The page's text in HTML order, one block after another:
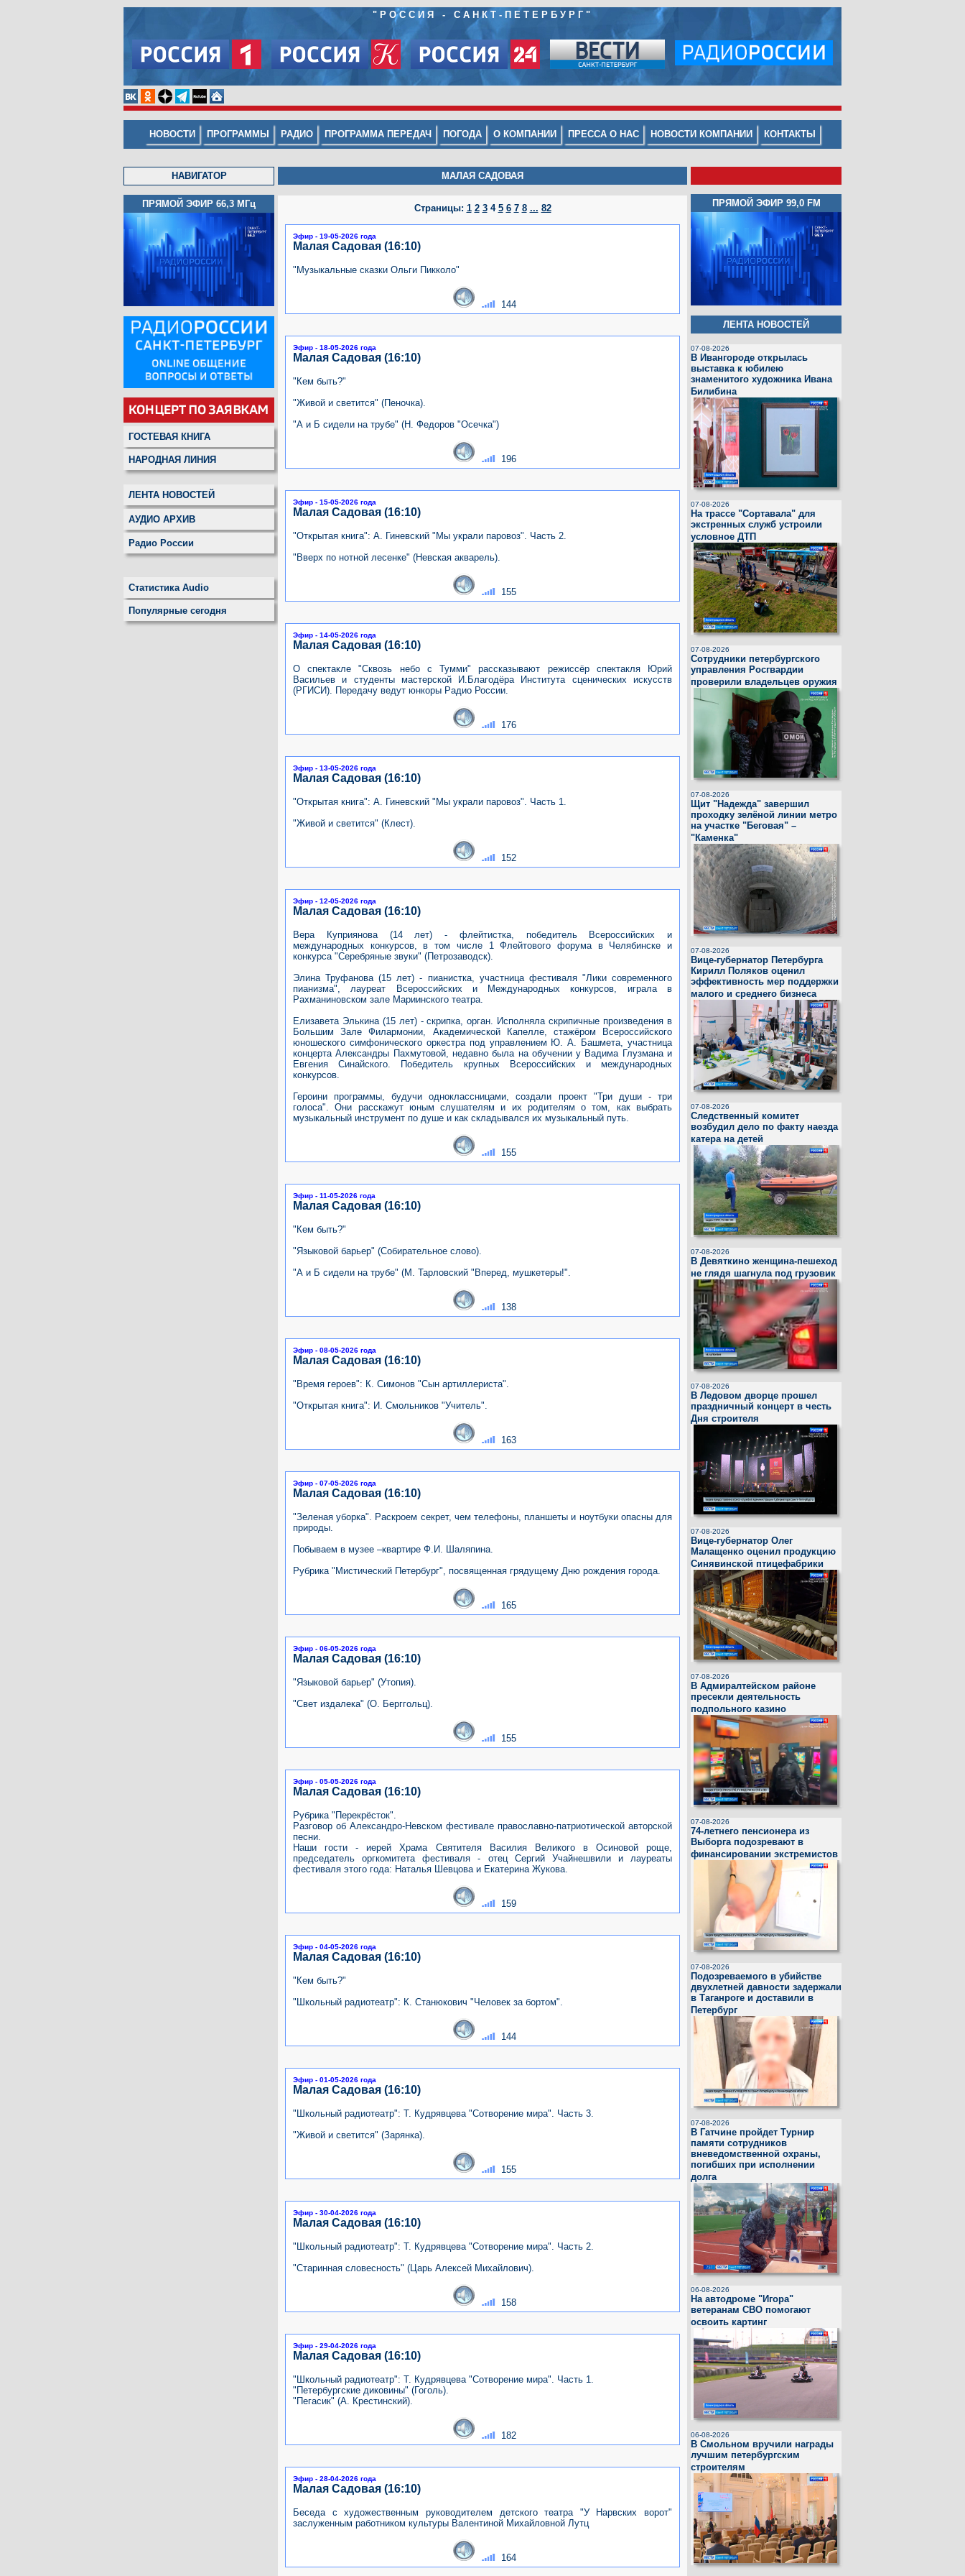
"РОССИЯ - САНКТ-ПЕТЕРБУРГ"
НОВОСТИ ПРОГРАММЫ РАДИО ПРОГРАММА ПЕРЕДАЧ ПОГОДА О КОМПАНИИ ПРЕССА О НАС НОВОСТИ КОМПАНИИ КОНТАКТЫ
НАВИГАТОР
ПРЯМОЙ ЭФИР 66,3 МГц
ГОСТЕВАЯ КНИГА
НАРОДНАЯ ЛИНИЯ
ЛЕНТА НОВОСТЕЙ
АУДИО АРХИВ
Радио России
Статистика Audio
Популярные сегодня
МАЛАЯ САДОВАЯ
Страницы: 1 2 34 5 6 7 8 ... 82
Эфир - 19-05-2026 года
Малая Садовая (16:10)
"Музыкальные сказки Ольги Пикколо"
144
Эфир - 18-05-2026 года
Малая Садовая (16:10)
"Кем быть?"
"Живой и светится" (Пеночка).
"А и Б сидели на трубе" (Н. Федоров "Осечка")
196
Эфир - 15-05-2026 года
Малая Садовая (16:10)
"Открытая книга": А. Гиневский "Мы украли паровоз". Часть 2.
"Вверх по нотной лесенке" (Невская акварель).
155
Эфир - 14-05-2026 года
Малая Садовая (16:10)
О спектакле "Сквозь небо с Тумми" рассказывают режиссёр спектакля Юрий
Васильев и студенты мастерской И.Благодёра Института сценических искусств
(РГИСИ). Передачу ведут юнкоры Радио России.
176
Эфир - 13-05-2026 года
Малая Садовая (16:10)
"Открытая книга": А. Гиневский "Мы украли паровоз". Часть 1.
"Живой и светится" (Клест).
152
Эфир - 12-05-2026 года
Малая Садовая (16:10)
Вера Куприянова (14 лет) - флейтистка, победитель Всероссийских и
международных конкурсов, в том числе 1 Флейтового форума в Челябинске и
конкурса "Серебряные звуки" (Петрозаводск).
Элина Труфанова (15 лет) - пианистка, участница фестиваля "Лики современного
пианизма", лауреат Всероссийских и Международных конкурсов, играла в
Рахманиновском зале Мариинского театра.
Елизавета Элькина (15 лет) - скрипка, орган. Исполняла скрипичные произведения в
Большим Зале Филармонии, Академической Капелле, стажёром Всероссийского
юношеского симфонического оркестра под управлением Ю. А. Башмета, участница
концерта Александры Пахмутовой, недавно была на обучении у Вадима Глузмана и
Евгения Синайского. Победитель крупных Всероссийских и международных
конкурсов.
Героини программы, будучи одноклассницами, создали проект "Три души - три
голоса". Они расскажут юным слушателям и их родителям о том, как выбрать
музыкальный инструмент по душе и как складывался их музыкальный путь.
155
Эфир - 11-05-2026 года
Малая Садовая (16:10)
"Кем быть?"
"Языковой барьер" (Собирательное слово).
"А и Б сидели на трубе" (М. Тарловский "Вперед, мушкетеры!".
138
Эфир - 08-05-2026 года
Малая Садовая (16:10)
"Время героев": К. Симонов "Сын артиллериста".
"Открытая книга": И. Смольников "Учитель".
163
Эфир - 07-05-2026 года
Малая Садовая (16:10)
"Зеленая уборка". Раскроем секрет, чем телефоны, планшеты и ноутбуки опасны для
природы.
Побываем в музее –квартире Ф.И. Шаляпина.
Рубрика "Мистический Петербург", посвященная грядущему Дню рождения города.
165
Эфир - 06-05-2026 года
Малая Садовая (16:10)
"Языковой барьер" (Утопия).
"Свет издалека" (О. Берггольц).
155
Эфир - 05-05-2026 года
Малая Садовая (16:10)
Рубрика "Перекрёсток".
Разговор об Александро-Невском фестивале православно-патриотической авторской
песни.
Наши гости - иерей Храма Святителя Василия Великого в Осиновой роще,
председатель оргкомитета фестиваля - отец Сергий Учайнешвили и лауреаты
фестиваля этого года: Наталья Шевцова и Екатерина Жукова.
159
Эфир - 04-05-2026 года
Малая Садовая (16:10)
"Кем быть?"
"Школьный радиотеатр": К. Станюкович "Человек за бортом".
144
Эфир - 01-05-2026 года
Малая Садовая (16:10)
"Школьный радиотеатр": Т. Кудрявцева "Сотворение мира". Часть 3.
"Живой и светится" (Зарянка).
155
Эфир - 30-04-2026 года
Малая Садовая (16:10)
"Школьный радиотеатр": Т. Кудрявцева "Сотворение мира". Часть 2.
"Старинная словесность" (Царь Алексей Михайлович).
158
Эфир - 29-04-2026 года
Малая Садовая (16:10)
"Школьный радиотеатр": Т. Кудрявцева "Сотворение мира". Часть 1.
"Петербургские диковины" (Гоголь).
"Пегасик" (А. Крестинский).
182
Эфир - 28-04-2026 года
Малая Садовая (16:10)
Беседа с художественным руководителем детского театра "У Нарвских ворот"
заслуженным работником культуры Валентиной Михайловной Лутц
164
ПРЯМОЙ ЭФИР 99,0 FM
ЛЕНТА НОВОСТЕЙ
07-08-2026
В Ивангороде открылась
выставка к юбилею
знаменитого художника Ивана
Билибина
07-08-2026
На трассе "Сортавала" для
экстренных служб устроили
условное ДТП
07-08-2026
Сотрудники петербургского
управления Росгвардии
проверили владельцев оружия
07-08-2026
Щит "Надежда" завершил
проходку зелёной линии метро
на участке "Беговая" –
"Каменка"
07-08-2026
Вице-губернатор Петербурга
Кирилл Поляков оценил
эффективность мер поддержки
малого и среднего бизнеса
07-08-2026
Следственный комитет
возбудил дело по факту наезда
катера на детей
07-08-2026
В Девяткино женщина-пешеход
не глядя шагнула под грузовик
07-08-2026
В Ледовом дворце прошел
праздничный концерт в честь
Дня строителя
07-08-2026
Вице-губернатор Олег
Малащенко оценил продукцию
Синявинской птицефабрики
07-08-2026
В Адмиралтейском районе
пресекли деятельность
подпольного казино
07-08-2026
74-летнего пенсионера из
Выборга подозревают в
финансировании экстремистов
07-08-2026
Подозреваемого в убийстве
двухлетней давности задержали
в Таганроге и доставили в
Петербург
07-08-2026
В Гатчине пройдет Турнир
памяти сотрудников
вневедомственной охраны,
погибших при исполнении
долга
06-08-2026
На автодроме "Игора"
ветеранам СВО помогают
освоить картинг
06-08-2026
В Смольном вручили награды
лучшим петербургским
строителям